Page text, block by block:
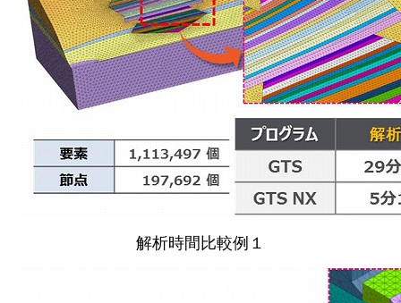
解析時間比較例１